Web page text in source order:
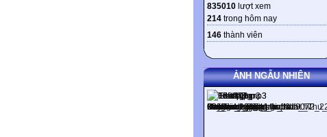
835010 lượt xem
214 trong hôm nay
146 thành viên
ẢNH NGẪU NHIÊN